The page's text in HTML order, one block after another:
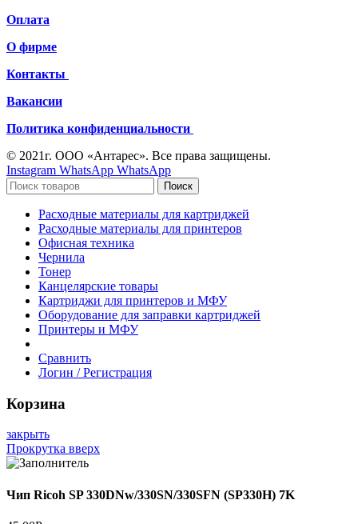
Оплата
О фирме
Контакты
Вакансии
Политика конфиденциальности
© 2021г. ООО «Антарес». Все права защищены.
Instagram WhatsApp WhatsApp
Поиск
Расходные материалы для картриджей
Расходные материалы для принтеров
Офисная техника
Чернила
Тонер
Канцелярские товары
Картриджи для принтеров и МФУ
Оборудование для заправки картриджей
Принтеры и МФУ
Сравнить
Логин / Регистрация
Корзина
закрыть
Прокрутка вверх
Чип Ricoh SP 330DNw/330SN/330SFN (SP330H) 7K